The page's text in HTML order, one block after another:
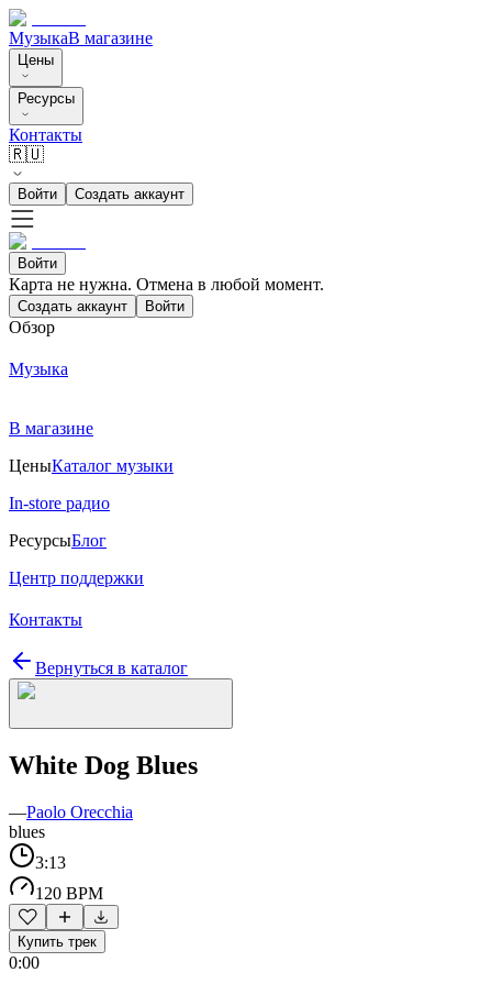
МузыкаВ магазине
Цены
Ресурсы
Контакты
🇷🇺
Войти Создать аккаунт
Войти
Карта не нужна. Отмена в любой момент.
Создать аккаунт Войти
Обзор
Музыка
В магазине
ЦеныКаталог музыки
In-store радио
РесурсыБлог
Центр поддержки
Контакты
Вернуться в каталог
White Dog Blues
—Paolo Orecchia
blues
3:13
120 BPM
Купить трек
0:00